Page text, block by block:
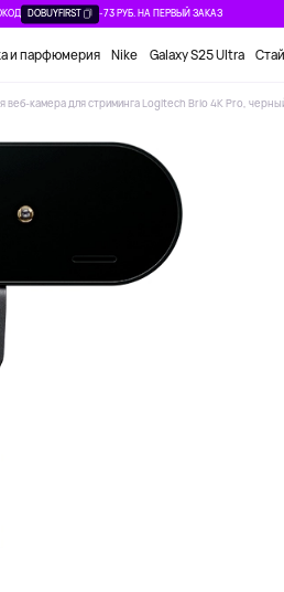
DOBUYFIRST -73 РУБ. НА ПЕРВЫЙ ЗАКАЗ
и парфюмерия Nike Galaxy S25 Ultra
веб-камера для стриминга Logitech Brio 4K Pro,